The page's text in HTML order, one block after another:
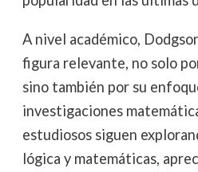
A nivel académico,
figura relevante, no solo
sino también por su
investigaciones
estudiosos siguen
lógica y matemáticas,